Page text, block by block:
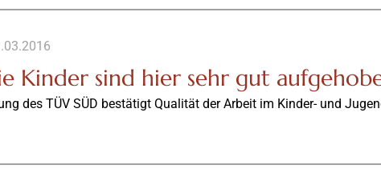
Kinder sind hier sehr gut
des TÜV SÜD bestätigt Qualität der Arbeit im Kinder- und